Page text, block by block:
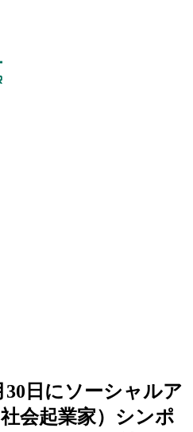
30日にソーシャルア
会起業家）シンポ